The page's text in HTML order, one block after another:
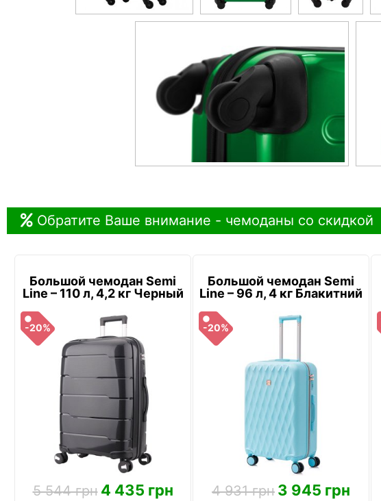
Обратите Ваше внимание - чемоданы со скидкой
Большой чемодан Semi
Line – 110 л, 4,2 кг Черный
-20%
5 544 грн 4 435 грн
Большой чемодан Semi
Line – 96 л, 4 кг Блакитний
-20%
4 931 грн 3 945 грн